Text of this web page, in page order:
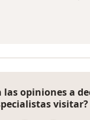
las opiniones a
visitar?